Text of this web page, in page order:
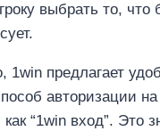
выбрать то, что
1win предлагает
авторизации
“1win вход”. Это